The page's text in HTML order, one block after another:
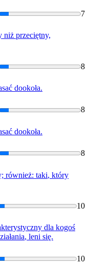
7
niż przeciętny,
8
dookoła.
8
dookoła.
8
również: taki, który
10
dla kogoś
, leni się.
10